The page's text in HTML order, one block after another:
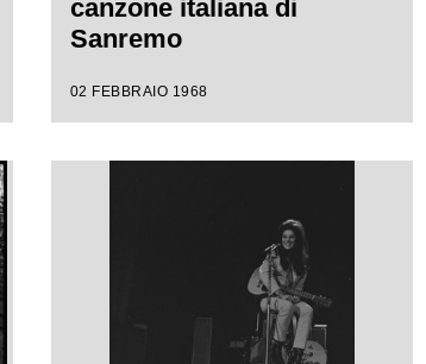
canzone italiana di
Sanremo
02 FEBBRAIO 1968